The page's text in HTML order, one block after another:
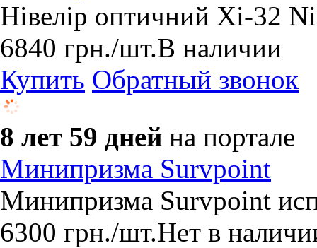
Нівелір оптичний Xi-32
6840 грн./шт.В наличии
Купить Обратный звонок
8 лет 59 дней на портале
Минипризма Survpoint
Минипризма Survpoint
6300 грн./шт.Нет в